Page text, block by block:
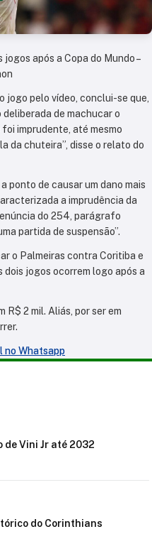
após a Copa do Mundo –
jogo pelo vídeo, conclui-se que,
de machucar o
imprudente, até mesmo
da chuteira”, disse o relato do
ponto de causar um dano mais
a imprudência da
do 254, parágrafo
partida de suspensão”.
o Palmeiras contra Coritiba e
dois jogos ocorrem logo após a
R$ 2 mil. Aliás, por ser em
no Whatsapp
de Vini Jr até 2032
do Corinthians